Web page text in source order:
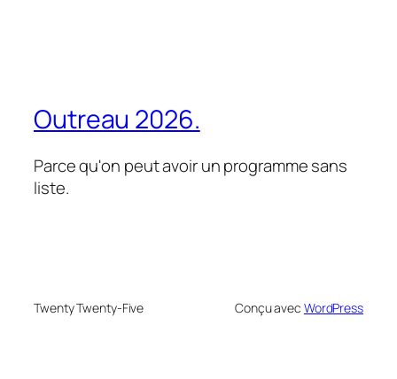
Outreau 2026.
Parce qu'on peut avoir un programme sans
liste.
Twenty Twenty-Five Conçu avec WordPress